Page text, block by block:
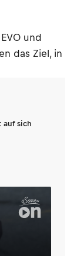
und
das Ziel, in
auf sich